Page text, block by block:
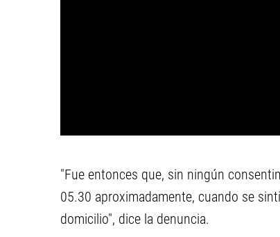
"Fue entonces que, sin ningún
05.30 aproximadamente, cuando se
domicilio", dice la denuncia.